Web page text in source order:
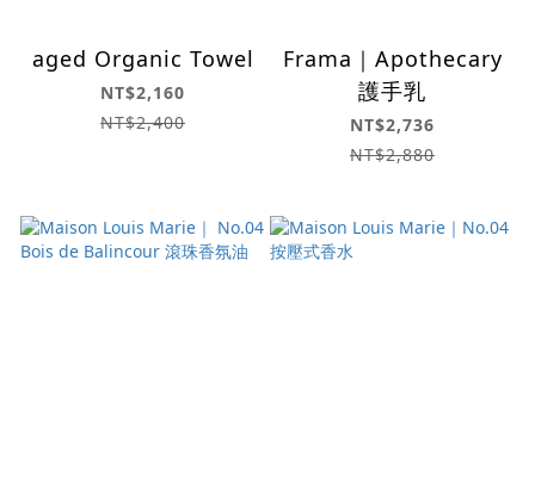
aged Organic Towel
NT$2,160
NT$2,400
Frama｜Apothecary
護手乳
NT$2,736
NT$2,880